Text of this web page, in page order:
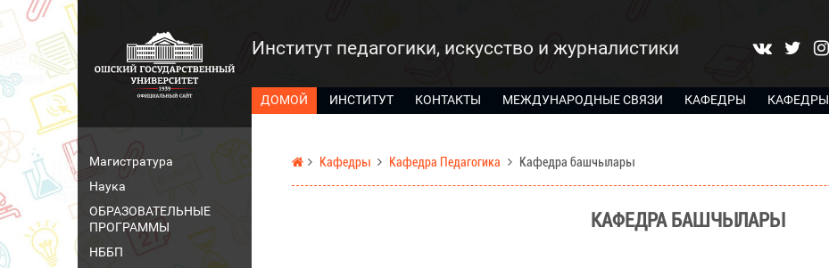
Институт педагогики, искусство и журналистики
ДОМОЙ ИНСТИТУТ КОНТАКТЫ МЕЖДУНАРОДНЫЕ СВЯЗИ КАФЕДРЫ КАФЕДРЫ
Магистратура
Наука
ОБРАЗОВАТЕЛЬНЫЕ
ПРОГРАММЫ
НББП
Кафедры Кафедра Педагогика Кафедра башчылары
КАФЕДРА БАШЧЫЛАРЫ